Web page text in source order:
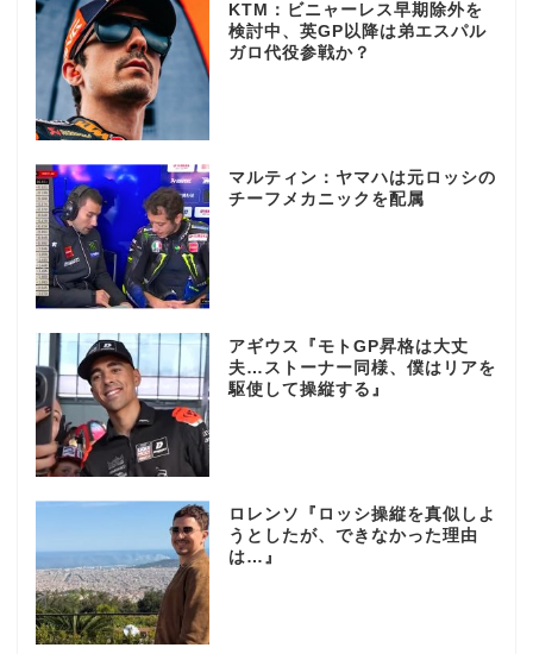
KTM：ビニャーレス早期除外を
検討中、英GP以降は弟エスパル
ガロ代役参戦か？
マルティン：ヤマハは元ロッシの
チーフメカニックを配属
アギウス『モトGP昇格は大丈
夫…ストーナー同様、僕はリアを
駆使して操縦する』
ロレンソ『ロッシ操縦を真似しよ
うとしたが、できなかった理由
は…』